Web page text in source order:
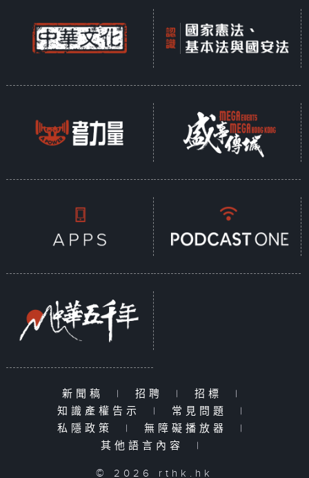
新聞稿 | 招聘 | 招標
|
知識產權告示
| 常見問題
|
私隱政策
| 無障礙播放器
|
其他語言內容
|
© 2026 rthk.hk